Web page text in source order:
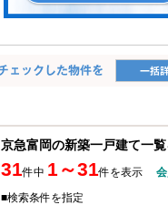
京急富岡の新築一戸建て一
31件中 1～31件を表示
■検索条件を指定